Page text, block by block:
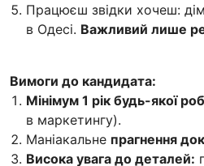
Працюєш звідки хочеш:
в Одесі. Важливий лише
Вимоги до кандидата:
Мінімум 1 рік будь-якої
в маркетингу).
Маніакальне прагнення
Висока увага до деталей: